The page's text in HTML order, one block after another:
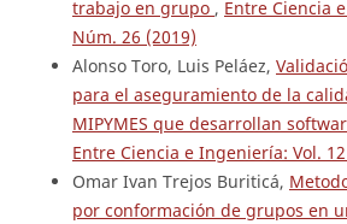
trabajo en grupo , Entre Ciencia
Núm. 26 (2019)
Alonso Toro, Luis Peláez,
para el aseguramiento de la
MIPYMES que desarrollan
Entre Ciencia e Ingeniería: Vol.
Omar Ivan Trejos Buriticá,
por conformación de grupos en